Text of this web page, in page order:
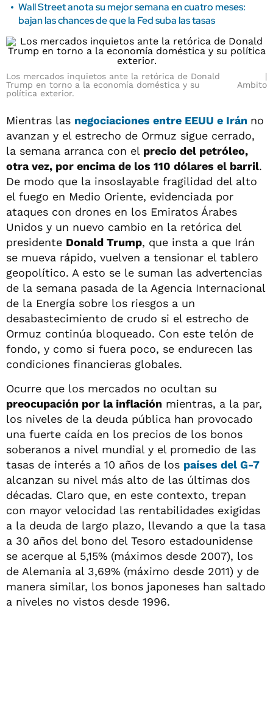
Wall Street anota su mejor semana en cuatro meses:
bajan las chances de que la Fed suba las tasas
Los mercados inquietos ante la retórica de Donald
Trump en torno a la economía doméstica y su
política exterior.
Ambito
Mientras las negociaciones entre EEUU e Irán no
avanzan y el estrecho de Ormuz sigue cerrado,
la semana arranca con el precio del petróleo,
otra vez, por encima de los 110 dólares el barril.
De modo que la insoslayable fragilidad del alto
el fuego en Medio Oriente, evidenciada por
ataques con drones en los Emiratos Árabes
Unidos y un nuevo cambio en la retórica del
presidente Donald Trump, que insta a que Irán
se mueva rápido, vuelven a tensionar el tablero
geopolítico. A esto se le suman las advertencias
de la semana pasada de la Agencia Internacional
de la Energía sobre los riesgos a un
desabastecimiento de crudo si el estrecho de
Ormuz continúa bloqueado. Con este telón de
fondo, y como si fuera poco, se endurecen las
condiciones financieras globales.
Ocurre que los mercados no ocultan su
preocupación por la inflación mientras, a la par,
los niveles de la deuda pública han provocado
una fuerte caída en los precios de los bonos
soberanos a nivel mundial y el promedio de las
tasas de interés a 10 años de los países del G-7
alcanzan su nivel más alto de las últimas dos
décadas. Claro que, en este contexto, trepan
con mayor velocidad las rentabilidades exigidas
a la deuda de largo plazo, llevando a que la tasa
a 30 años del bono del Tesoro estadounidense
se acerque al 5,15% (máximos desde 2007), los
de Alemania al 3,69% (máximo desde 2011) y de
manera similar, los bonos japoneses han saltado
a niveles no vistos desde 1996.